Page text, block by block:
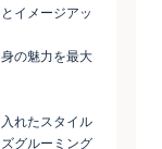
イメージアッ
の魅力を最大
れたスタイル
グルーミング